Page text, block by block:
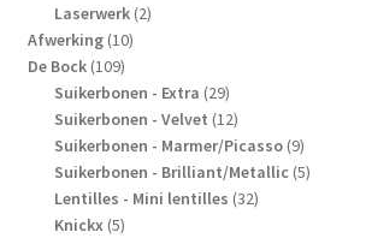
producten
Laserwerk 22
Afwerking 1010
De Bock 109109
producten
Suikerbonen - Extra 2929
producten
Suikerbonen - Velvet 1212
producten
Suikerbonen - Marmer/Picasso 99
producten
Suikerbonen - Brilliant/Metallic 55
Lentilles - Mini lentilles 3232
Knickx 55